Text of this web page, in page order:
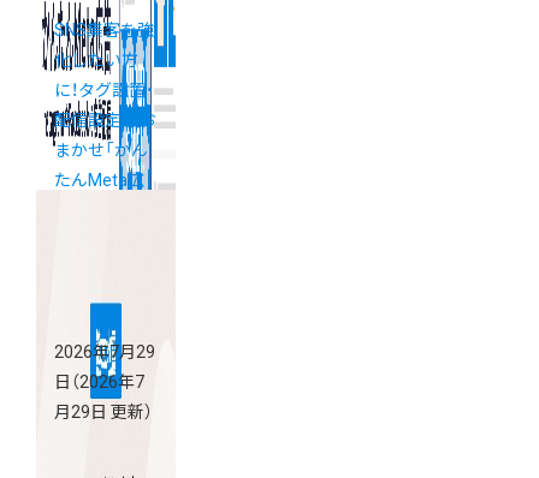
SNS集客を強
化したい方
に！タグ設置・
配信設定はお
まかせ「かん
たんMeta広
2026年7月29
日 （2026年7
月29日 更新）